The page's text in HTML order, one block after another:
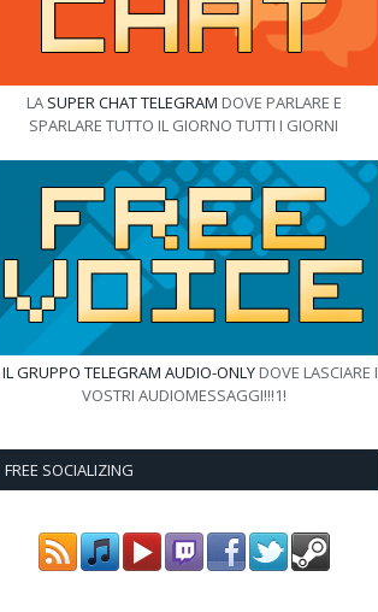
LA SUPER CHAT TELEGRAM DOVE PARLARE E
SPARLARE TUTTO IL GIORNO TUTTI I GIORNI
IL GRUPPO TELEGRAM AUDIO-ONLYDOVE LASCIARE I
VOSTRI AUDIOMESSAGGI!!!1!
FREE SOCIALIZING